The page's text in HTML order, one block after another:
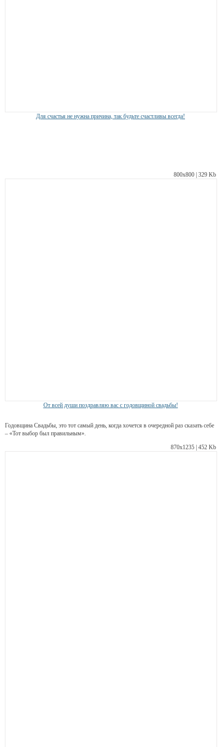
Для счастья не нужна причина, так будьте счастливы всегда!
800х800 | 329 Kb
От всей души поздравляю вас с годовщиной свадьбы!
Годовщина Свадьбы, это тот самый день, когда хочется в очередной раз сказать себе
– «Тот выбор был правильным».
870х1235 | 452 Kb